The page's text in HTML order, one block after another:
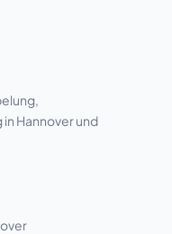
Hannover und